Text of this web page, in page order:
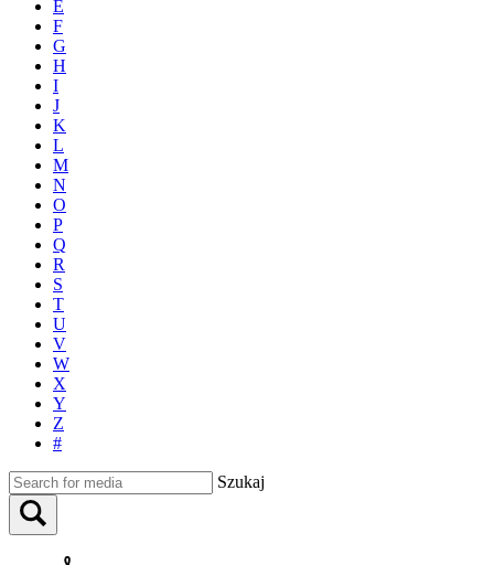
E
F
G
H
I
J
K
L
M
N
O
P
Q
R
S
T
U
V
W
X
Y
Z
#
Szukaj